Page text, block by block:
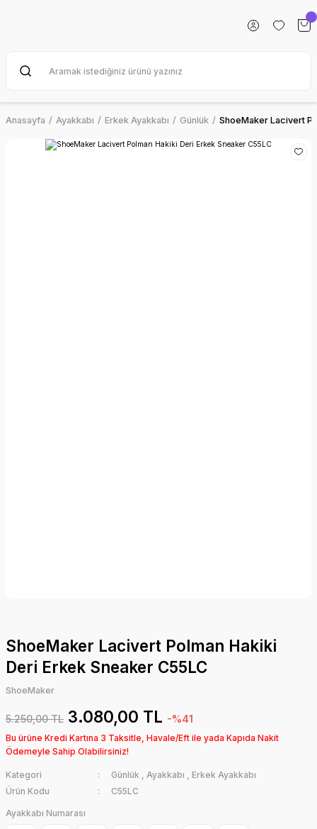
Anasayfa Ayakkabı Erkek Ayakkabı Günlük ShoeMaker Lacivert
ShoeMaker Lacivert Polman Hakiki
Deri Erkek Sneaker C55LC
ShoeMaker
5.250,00 TL 3.080,00 TL -%41
Bu ürüne Kredi Kartına 3 Taksitle, Havale/Eft ile yada Kapıda Nakit
Ödemeyle Sahip Olabilirsiniz!
Kategori Günlük , Ayakkabı , Erkek Ayakkabı
Ürün Kodu
C55LC
Ayakkabı Numarası